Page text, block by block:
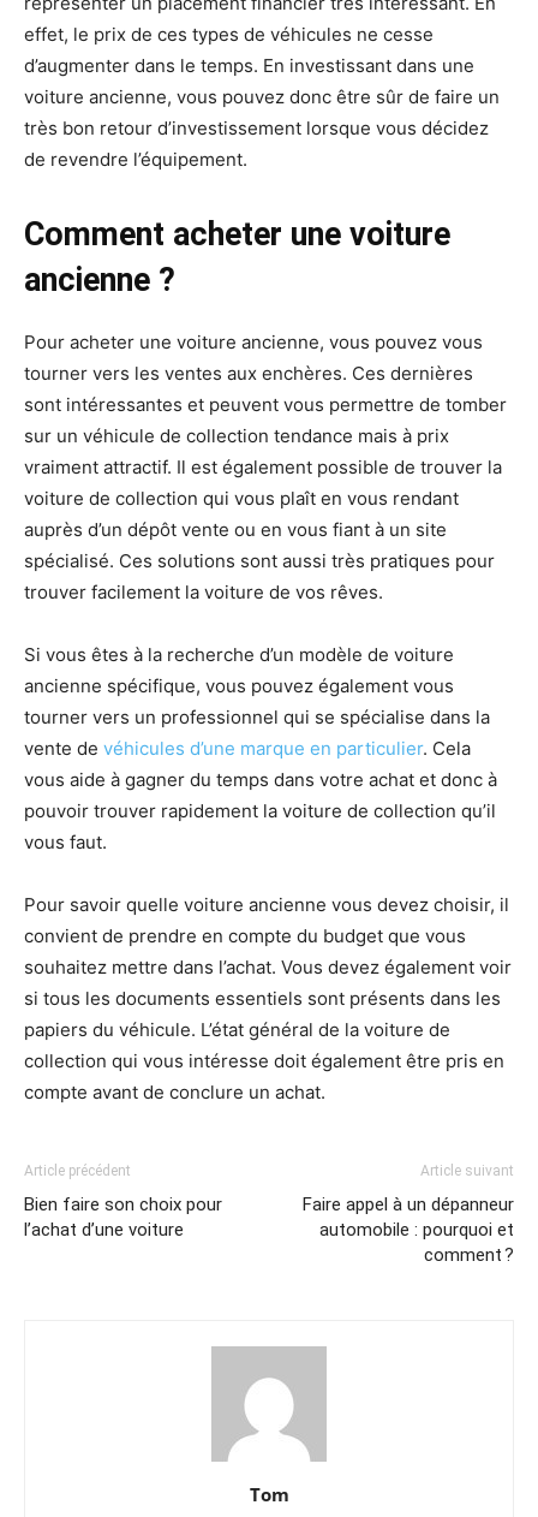
effet, le prix de ces types de véhicules ne cesse
d’augmenter dans le temps. En investissant dans une
voiture ancienne, vous pouvez donc être sûr de faire un
très bon retour d’investissement lorsque vous décidez
de revendre l’équipement.
Comment acheter une voiture
ancienne ?
Pour acheter une voiture ancienne, vous pouvez vous
tourner vers les ventes aux enchères. Ces dernières
sont intéressantes et peuvent vous permettre de tomber
sur un véhicule de collection tendance mais à prix
vraiment attractif. Il est également possible de trouver la
voiture de collection qui vous plaît en vous rendant
auprès d’un dépôt vente ou en vous fiant à un site
spécialisé. Ces solutions sont aussi très pratiques pour
trouver facilement la voiture de vos rêves.
Si vous êtes à la recherche d’un modèle de voiture
ancienne spécifique, vous pouvez également vous
tourner vers un professionnel qui se spécialise dans la
vente de véhicules d’une marque en particulier. Cela
vous aide à gagner du temps dans votre achat et donc à
pouvoir trouver rapidement la voiture de collection qu’il
vous faut.
Pour savoir quelle voiture ancienne vous devez choisir, il
convient de prendre en compte du budget que vous
souhaitez mettre dans l’achat. Vous devez également voir
si tous les documents essentiels sont présents dans les
papiers du véhicule. L’état général de la voiture de
collection qui vous intéresse doit également être pris en
compte avant de conclure un achat.
Article précédent
Bien faire son choix pour
l’achat d’une voiture
Article suivant
Faire appel à un dépanneur
automobile : pourquoi et
comment ?
Tom